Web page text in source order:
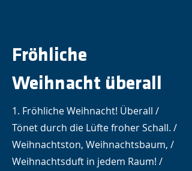
Fröhliche
Weihnacht überall
1. Fröhliche Weihnacht! Überall /
Tönet durch die Lüfte froher Schall. /
Weihnachtston, Weihnachtsbaum, /
Weihnachtsduft in jedem Raum! /